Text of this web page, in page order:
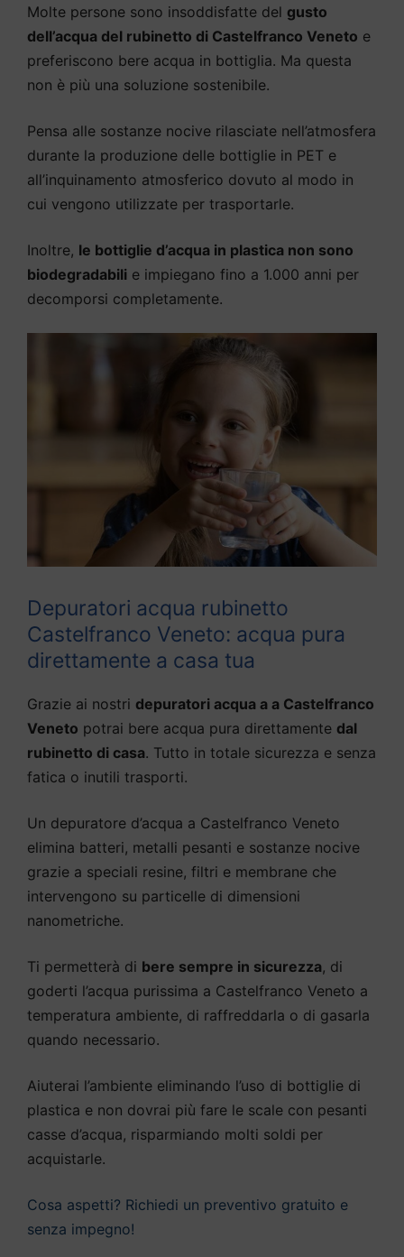
Molte persone sono insoddisfatte del gusto
dell’acqua del rubinetto di Castelfranco Veneto e
preferiscono bere acqua in bottiglia. Ma questa
non è più una soluzione sostenibile.
Pensa alle sostanze nocive rilasciate nell’atmosfera
durante la produzione delle bottiglie in PET e
all’inquinamento atmosferico dovuto al modo in
cui vengono utilizzate per trasportarle.
Inoltre, le bottiglie d’acqua in plastica non sono
biodegradabili e impiegano fino a 1.000 anni per
decomporsi completamente.
Depuratori acqua rubinetto
Castelfranco Veneto: acqua pura
direttamente a casa tua
Grazie ai nostri depuratori acqua a a Castelfranco
Veneto potrai bere acqua pura direttamente dal
rubinetto di casa. Tutto in totale sicurezza e senza
fatica o inutili trasporti.
Un depuratore d’acqua a Castelfranco Veneto
elimina batteri, metalli pesanti e sostanze nocive
grazie a speciali resine, filtri e membrane che
intervengono su particelle di dimensioni
nanometriche.
Ti permetterà di bere sempre in sicurezza, di
goderti l’acqua purissima a Castelfranco Veneto a
temperatura ambiente, di raffreddarla o di gasarla
quando necessario.
Aiuterai l’ambiente eliminando l’uso di bottiglie di
plastica e non dovrai più fare le scale con pesanti
casse d’acqua, risparmiando molti soldi per
acquistarle.
Cosa aspetti? Richiedi un preventivo gratuito e
senza impegno!